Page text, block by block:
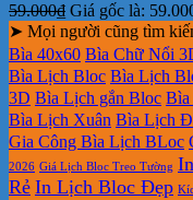
59.000₫ Giá gốc là:
➤ Mọi người cũng tìm
Bìa 40x60 Bìa Chữ Nổi
Bìa Lịch Bloc Bìa Lịch
3D Bìa Lịch gắn Bloc
Bìa Lịch Xuân Bìa Lịch
Gia Công Bìa Lịch BLoc
2026 Giá Lịch Bloc Treo Tường
Rẻ In Lịch Bloc Đẹp